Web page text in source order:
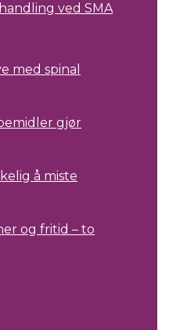
ved SMA
med spinal
gjør
å miste
og fritid – to